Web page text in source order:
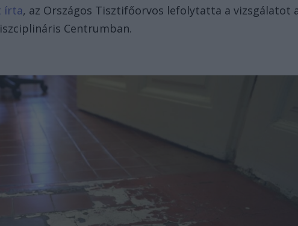
írta, az Országos Tisztifőorvos lefolytatta a vizsgálatot
Centrumban.